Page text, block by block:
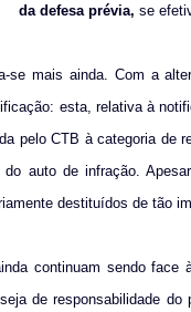
da defesa prévia,se
se mais ainda. Com a
esta, relativa à
pelo CTB à categoria de
do auto de infração.
destituídos de tão
continuam sendo face
de responsabilidade